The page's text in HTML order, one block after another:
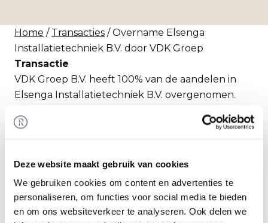
Deze website maakt gebruik van cookies
We gebruiken cookies om content en advertenties te
personaliseren, om functies voor social media te bieden
en om ons websiteverkeer te analyseren. Ook delen we
Home / Transacties / Overname Elsenga
Installatietechniek B.V. door VDK Groep
Transactie
VDK Groep B.V. heeft 100% van de aandelen in
Elsenga Installatietechniek B.V. overgenomen.
verkoper begeleid bij het realiseren van deze
transactie.
Elsenga Installatietechniek
Elsenga Installatietechniek B.V. is een
familiebedrijf dat al bijna 100 jaar actief is in de
installatiemarkt, met vestigingen in Hoofddorp en